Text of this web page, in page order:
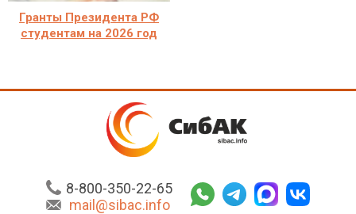
Гранты Президента РФ
студентам на 2026 год
8-800-350-22-65
mail@sibac.info